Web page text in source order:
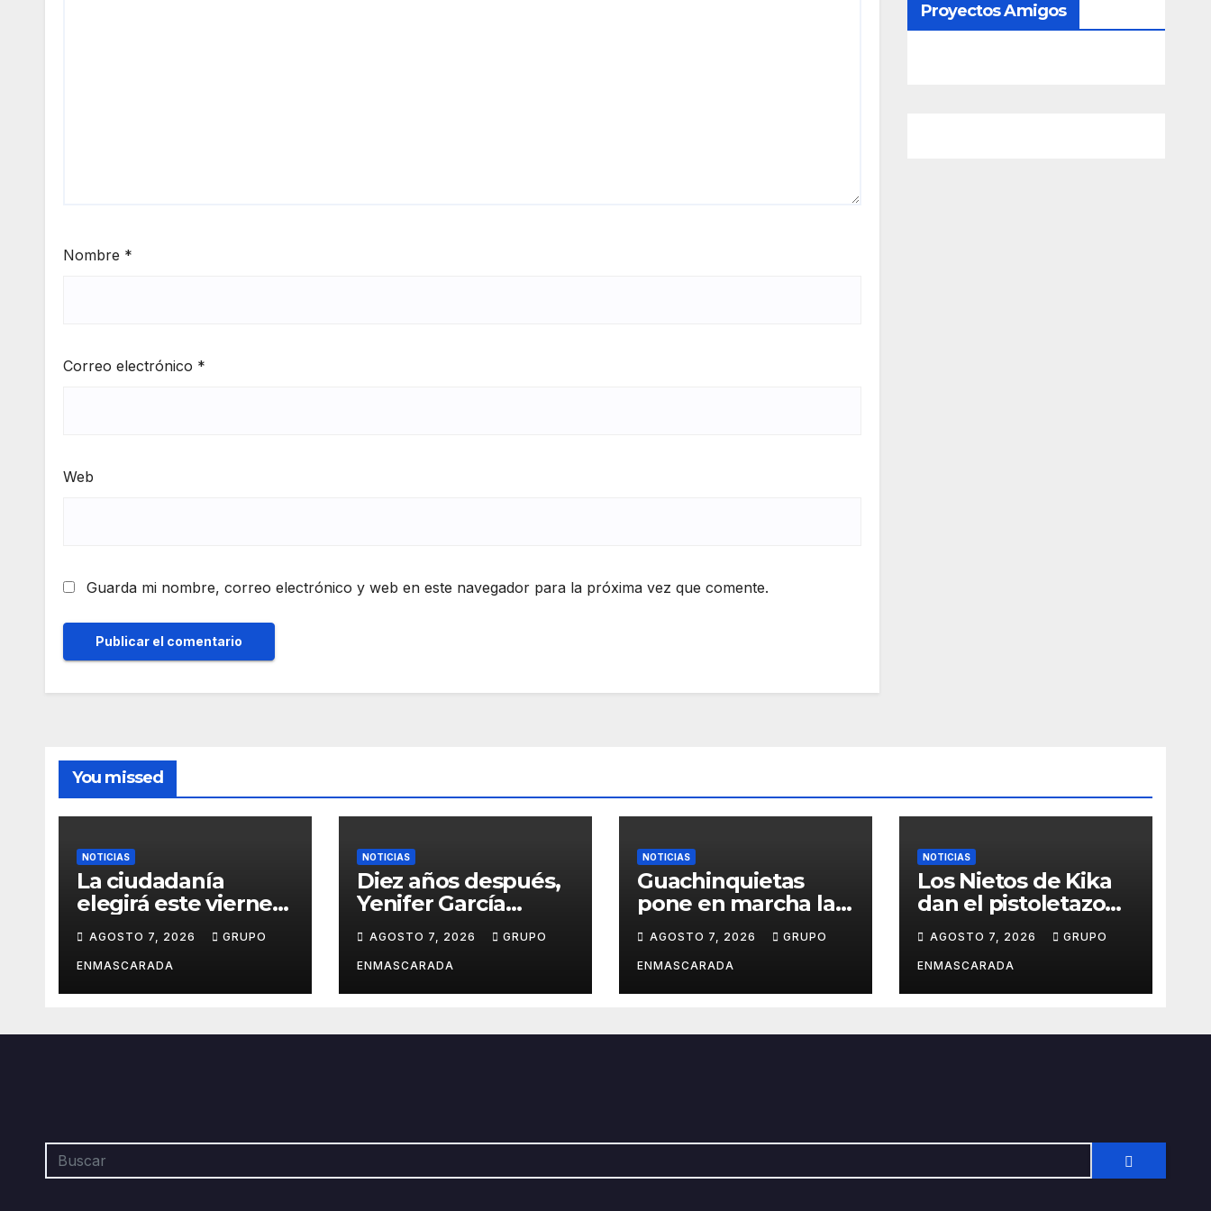
Nombre *
Correo electrónico *
Web
Guarda mi nombre, correo electrónico y web en este navegador para la próxima vez que comente.
Proyectos Amigos
You missed
NOTICIAS
La ciudadanía
elegirá este viernes
Carnaval de Las
Palmas de Gran
Canaria 2027 en una
por Televisión
AGOSTO 7, 2026 GRUPO
ENMASCARADA
NOTICIAS
Diez años después,
Yenifer García
carnavalero en el
vídeo de
presentación de
Rambla para el
AGOSTO 7, 2026 GRUPO
ENMASCARADA
NOTICIAS
Guachinquietas
pone en marcha la
repertorio para el
Carnaval 2027
AGOSTO 7, 2026 GRUPO
ENMASCARADA
NOTICIAS
Los Nietos de Kika
dan el pistoletazo
2027 con el inicio de
sus ensayos
AGOSTO 7, 2026 GRUPO
ENMASCARADA